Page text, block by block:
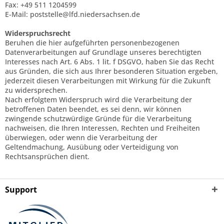
Fax: +49 511 1204599
E-Mail: poststelle@lfd.niedersachsen.de
Widerspruchsrecht
Beruhen die hier aufgeführten personenbezogenen
Datenverarbeitungen auf Grundlage unseres berechtigten
Interesses nach Art. 6 Abs. 1 lit. f DSGVO, haben Sie das Recht
aus Gründen, die sich aus Ihrer besonderen Situation ergeben,
jederzeit diesen Verarbeitungen mit Wirkung für die Zukunft
zu widersprechen.
Nach erfolgtem Widerspruch wird die Verarbeitung der
betroffenen Daten beendet, es sei denn, wir können
zwingende schutzwürdige Gründe für die Verarbeitung
nachweisen, die Ihren Interessen, Rechten und Freiheiten
überwiegen, oder wenn die Verarbeitung der
Geltendmachung, Ausübung oder Verteidigung von
Rechtsansprüchen dient.
Support